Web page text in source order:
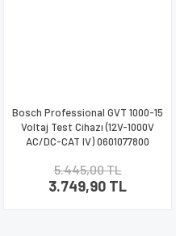
Bosch Professional GVT 1000-15
Voltaj Test Cihazı (12V-1000V
AC/DC-CAT IV) 0601077800
5.445,00 TL
3.749,90 TL